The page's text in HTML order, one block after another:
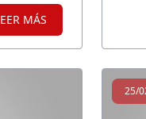
MÁS
25/